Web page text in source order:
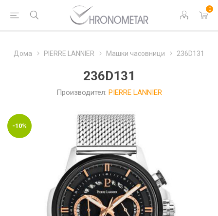
0
Дома PIERRE LANNIER Машки часовници 236D131
236D131
Производител: PIERRE LANNIER
-10%